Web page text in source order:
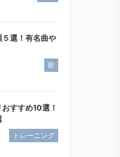
選！有名曲や
歌
すすめ10選！
トレーニング